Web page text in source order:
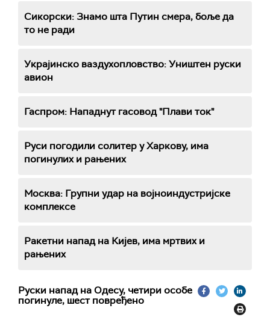
Сикорски: Знамо шта Путин смера, боље да
то не ради
Украјинско ваздухопловство: Уништен руски
авион
Гаспром: Нападнут гасовод "Плави ток"
Руси погодили солитер у Харкову, има
погинулих и рањених
Москва: Групни удар на војноиндустријске
комплексе
Ракетни напад на Кијев, има мртвих и
рањених
Руски напад на Одесу, четири особе
погинуле, шест повређено